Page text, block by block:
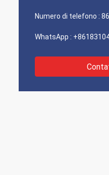
Numero di telefono :
WhatsApp :